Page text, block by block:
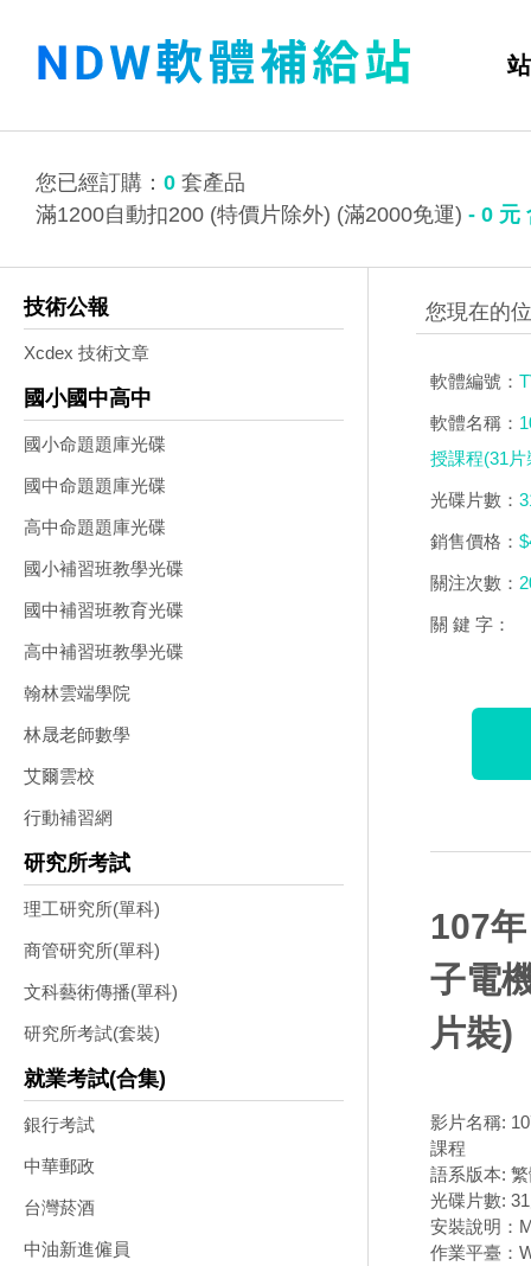
您已經訂購： 0 套產品
滿1200自動扣200 (特價片除外) (滿2000免運) - 0 元
技術公報
Xcdex 技術文章
國小國中高中
國小命題題庫光碟
國中命題題庫光碟
高中命題題庫光碟
國小補習班教學光碟
國中補習班教育光碟
高中補習班教學光碟
翰林雲端學院
林晟老師數學
艾爾雲校
行動補習網
研究所考試
理工研究所(單科)
商管研究所(單科)
文科藝術傳播(單科)
研究所考試(套裝)
就業考試(合集)
銀行考試
中華郵政
台灣菸酒
中油新進僱員
軟體編號：
軟體名稱：
授課程(31片
光碟片數：
銷售價格：
關注次數：
關 鍵 字：
107
子電
片裝)
影片名稱:
課程
語系版本:
光碟片數:
安裝說明：
作業平臺：